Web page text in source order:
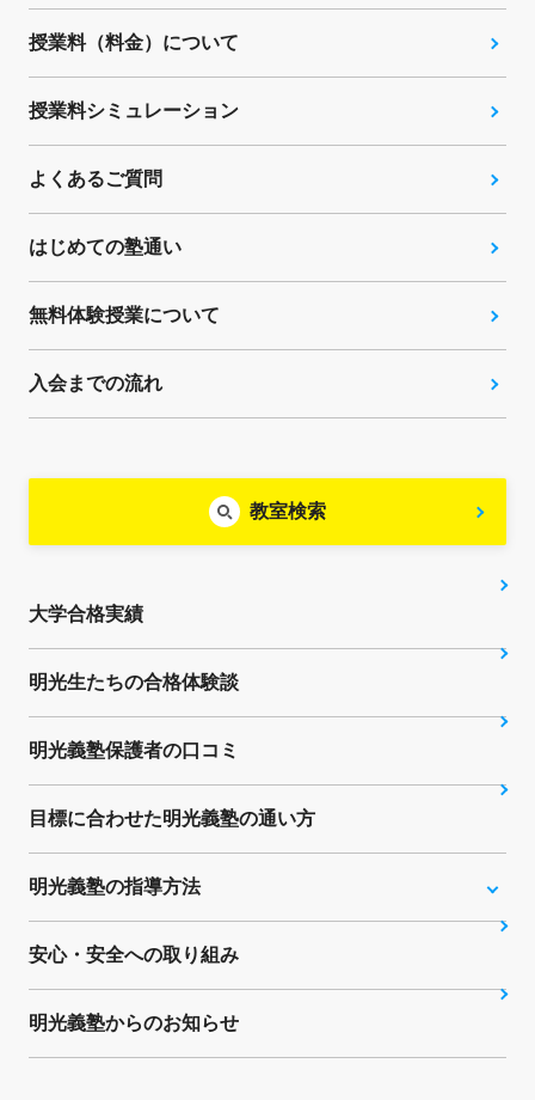
授業料（料金）について
授業料シミュレーション
よくあるご質問
はじめての塾通い
無料体験授業について
入会までの流れ
教室検索
大学合格実績
明光生たちの合格体験談
明光義塾保護者の口コミ
目標に合わせた明光義塾の通い方
明光義塾の指導方法
安心・安全への取り組み
明光義塾からのお知らせ